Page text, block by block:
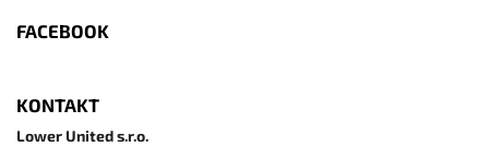
FACEBOOK
KONTAKT
Lower United s.r.o.